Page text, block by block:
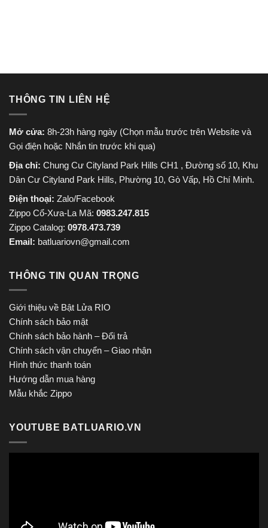
THÔNG TIN LIÊN HỆ
Mở cửa: 8h-23h hàng ngày (Chọn mẫu trước trên Website và
Gọi điện hoặc Nhắn tin trước khi qua)
Địa chỉ: Chung Cư Cityland Park Hills CH1 , Đường số 10, Khu
Dân Cư Cityland Park Hills, Phường 10, Gò Vấp, Hồ Chí Minh.
Điện thoại: Zalo/Facebook
Zippo Cổ-Xưa-La Mã: 0983.247.815
Zippo Catalog: 0978.473.739
Email: batluariovn@gmail.com
THÔNG TIN QUAN TRỌNG
Giới thiệu về Bật Lửa RIO
Chính sách bảo mật
Chính sách bảo hành – Đổi trả
Chính sách vận chuyển – Giao nhận
Hình thức thanh toán
Hướng dẫn mua hàng
Mẫu khắc Zippo
YOUTUBE BATLUARIO.VN